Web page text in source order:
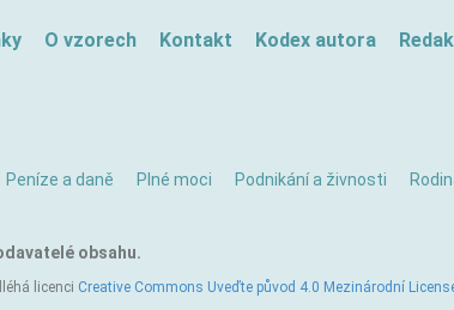
O vzorech Kontakt Kodex autora
Peníze a daně Plné moci Podnikání a živnosti
obsahu.
licenci Creative Commons Uveďte původ 4.0 Mezinárodní